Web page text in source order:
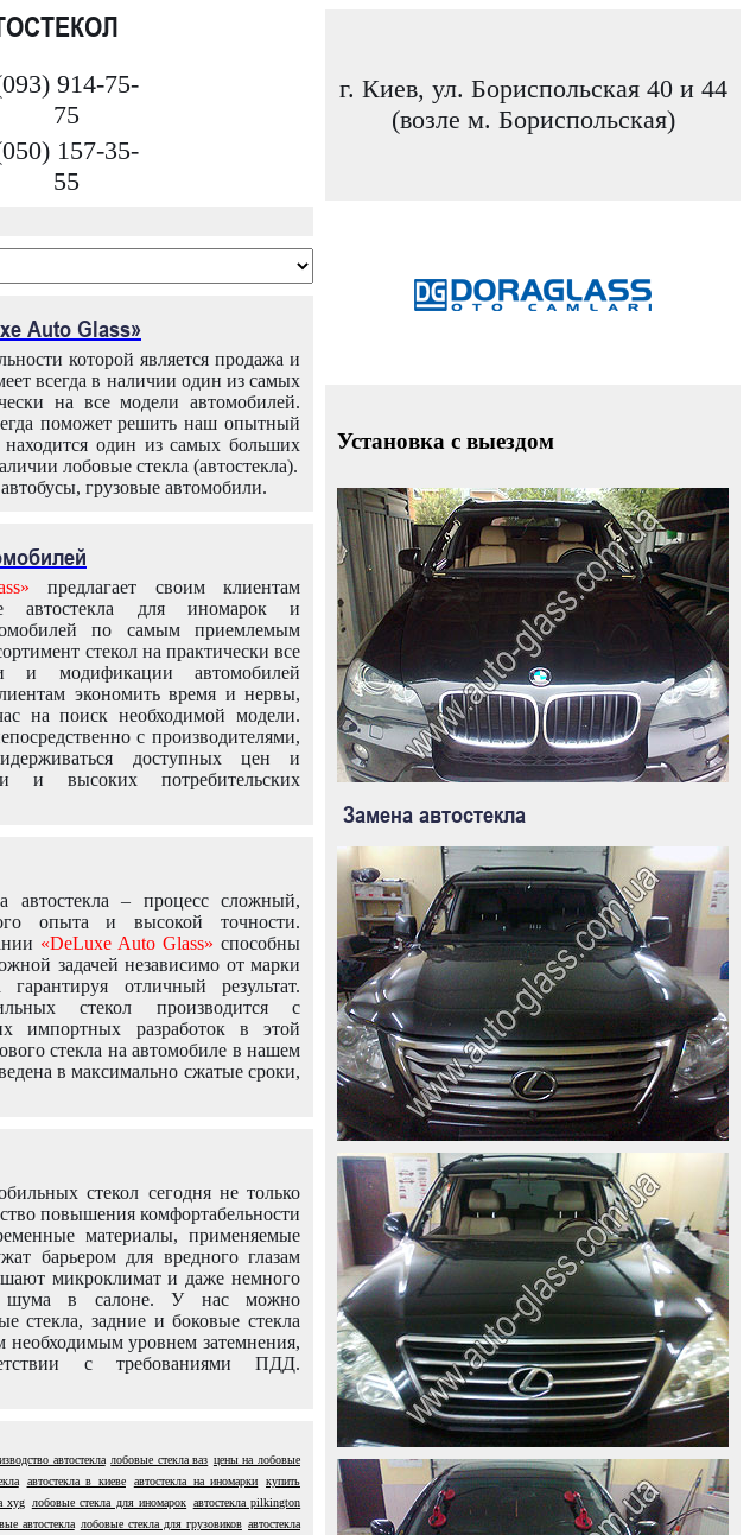
914-75-
75
157-35-
55
г. Киев, ул. Бориспольская 40 и 44
(возле м. Бориспольская)
Auto Glass»
которой является продажа и
всегда в наличии один из самых
на все модели автомобилей.
поможет решить наш опытный
находится один из самых больших
лобовые стекла (автостекла).
грузовые автомобили.
предлагает своим клиентам
автостекла для иномарок и
по самым приемлемым
стекол на практически все
и модификации автомобилей
экономить время и нервы,
на поиск необходимой модели.
с производителями,
доступных цен и
и высоких потребительских
автостекла – процесс сложный,
опыта и высокой точности.
«DeLuxe Auto Glass» способны
задачей независимо от марки
гарантируя отличный результат.
стекол производится с
импортных разработок в этой
стекла на автомобиле в нашем
в максимально сжатые сроки,
стекол сегодня не только
повышения комфортабельности
материалы, применяемые
барьером для вредного глазам
микроклимат и даже немного
шума в салоне. У нас можно
стекла, задние и боковые стекла
уровнем затемнения,
с требованиями ПДД.
автостекла лобовые стекла ваз цены на лобовые
автостекла в киеве автостекла на иномарки
купить
xyg лобовые стекла для иномарок автостекла pilkington
автостекла лобовые стекла для грузовиков автостекла
Установка с выездом
Замена автостекла